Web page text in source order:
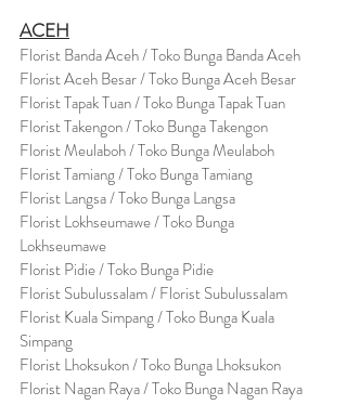
ACEH
Florist Banda Aceh / Toko Bunga Banda Aceh
Florist Aceh Besar / Toko Bunga Aceh Besar
Florist Tapak Tuan / Toko Bunga Tapak Tuan
Florist Takengon / Toko Bunga Takengon
Florist Meulaboh / Toko Bunga Meulaboh
Florist Tamiang / Toko Bunga Tamiang
Florist Langsa / Toko Bunga Langsa
Florist Lokhseumawe / Toko Bunga
Lokhseumawe
Florist Pidie / Toko Bunga Pidie
Florist Subulussalam / Florist Subulussalam
Florist Kuala Simpang / Toko Bunga Kuala
Simpang
Florist Lhoksukon / Toko Bunga Lhoksukon
Florist Nagan Raya / Toko Bunga Nagan Raya